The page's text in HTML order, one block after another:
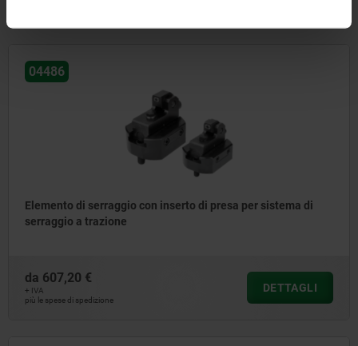
04486
Elemento di serraggio con inserto di presa per sistema di
serraggio a trazione
da 607,20 €
+ IVA
più le spese di spedizione
DETTAGLI